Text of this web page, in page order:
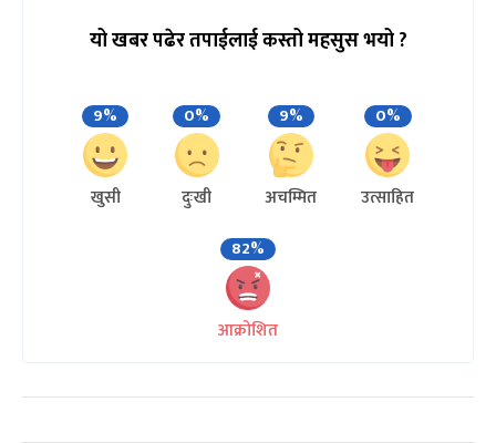
यो खबर पढेर तपाईलाई कस्तो महसुस भयो ?
9%
खुसी
0%
दुःखी
9%
अचम्मित
0%
उत्साहित
82%
आक्रोशित